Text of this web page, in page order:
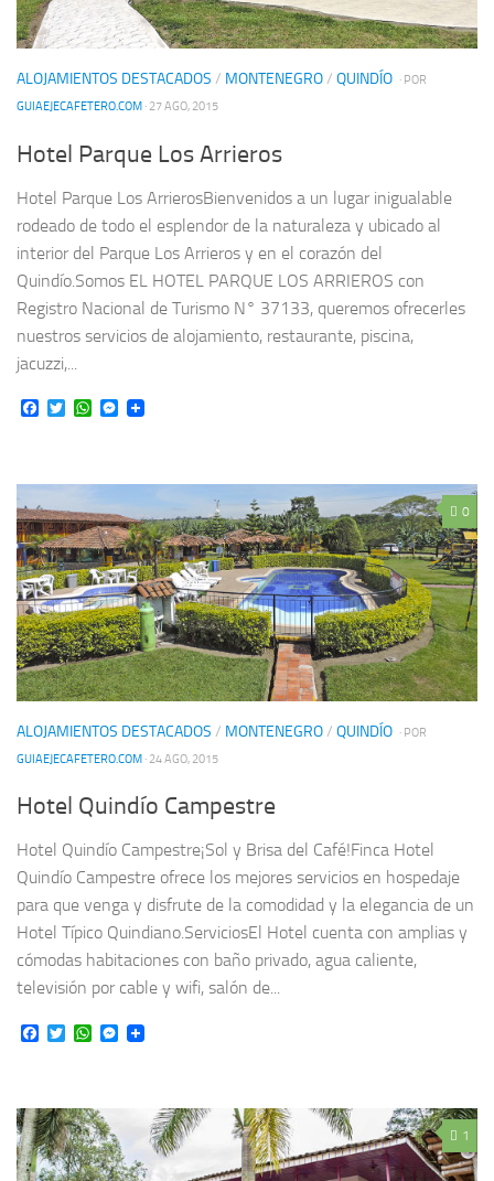
ALOJAMIENTOS DESTACADOS / MONTENEGRO/ QUINDÍO · POR
GUIAEJECAFETERO.COM · 27 AGO, 2015
Hotel Parque Los Arrieros
Hotel Parque Los ArrierosBienvenidos a un lugar inigualable
rodeado de todo el esplendor de la naturaleza y ubicado al
interior del Parque Los Arrieros y en el corazón del
Quindío.Somos EL HOTEL PARQUE LOS ARRIEROS con
Registro Nacional de Turismo N° 37133, queremos ofrecerles
nuestros servicios de alojamiento, restaurante, piscina,
jacuzzi,...
Facebook
TwitterWhatsApp
Messenger
0
ALOJAMIENTOS DESTACADOS / MONTENEGRO/ QUINDÍO · POR
GUIAEJECAFETERO.COM · 24 AGO, 2015
Hotel Quindío Campestre
Hotel Quindío Campestre¡Sol y Brisa del Café!Finca Hotel
Quindío Campestre ofrece los mejores servicios en hospedaje
para que venga y disfrute de la comodidad y la elegancia de un
Hotel Típico Quindiano.ServiciosEl Hotel cuenta con amplias y
cómodas habitaciones con baño privado, agua caliente,
televisión por cable y wifi, salón de...
Facebook
TwitterWhatsApp
Messenger
1